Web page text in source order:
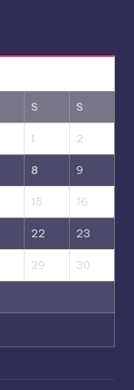
S S
1 2
8 9
15 16
22 23
29 30